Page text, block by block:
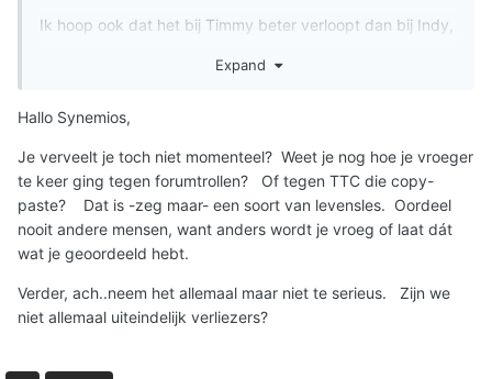
Ik hoop ook dat het bij Timmy beter verloopt dan bij Indy,
Uiteindelijk is Indy er ook enorm van opgeknapt gelukkig.
Expand
Hallo Synemios,
Je verveelt je toch niet momenteel? Weet je nog hoe je vroeger
te keer ging tegen forumtrollen? Of tegen TTC die copy-
paste? Dat is -zeg maar- een soort van levensles. Oordeel
nooit andere mensen, want anders wordt je vroeg of laat dát
wat je geoordeeld hebt.
Verder, ach..neem het allemaal maar niet te serieus. Zijn we
niet allemaal uiteindelijk verliezers?